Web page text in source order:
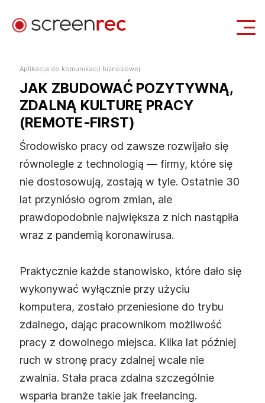
Zaloguj się Pobierz Za Darmo
Aplikacja do komunikacji biznesowej
JAK ZBUDOWAĆ POZYTYWNĄ,
ZDALNĄ KULTURĘ PRACY
(REMOTE‑FIRST)
Środowisko pracy od zawsze rozwijało się
równolegle z technologią — firmy, które się
nie dostosowują, zostają w tyle. Ostatnie 30
lat przyniósło ogrom zmian, ale
prawdopodobnie największa z nich nastąpiła
wraz z pandemią koronawirusa.
Praktycznie każde stanowisko, które dało się
wykonywać wyłącznie przy użyciu
komputera, zostało przeniesione do trybu
zdalnego, dając pracownikom możliwość
pracy z dowolnego miejsca. Kilka lat później
ruch w stronę pracy zdalnej wcale nie
zwalnia. Stała praca zdalna szczególnie
wsparła branże takie jak freelancing.